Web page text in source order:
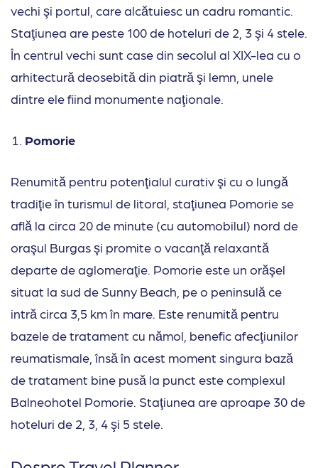
vechi şi portul, care alcătuiesc un cadru romantic.
Staţiunea are peste 100 de hoteluri de 2, 3 şi 4 stele.
În centrul vechi sunt case din secolul al XIX-lea cu o
arhitectură deosebită din piatră şi lemn, unele
dintre ele fiind monumente naţionale.
Pomorie
Renumită pentru potenţialul curativ şi cu o lungă
tradiţie în turismul de litoral, staţiunea Pomorie se
află la circa 20 de minute (cu automobilul) nord de
oraşul Burgas şi promite o vacanţă relaxantă
departe de aglomeraţie. Pomorie este un orăşel
situat la sud de Sunny Beach, pe o peninsulă ce
intră circa 3,5 km în mare. Este renumită pentru
bazele de tratament cu nămol, benefic afecţiunilor
reumatismale, însă în acest moment singura bază
de tratament bine pusă la punct este complexul
Balneohotel Pomorie. Staţiunea are aproape 30 de
hoteluri de 2, 3, 4 şi 5 stele.